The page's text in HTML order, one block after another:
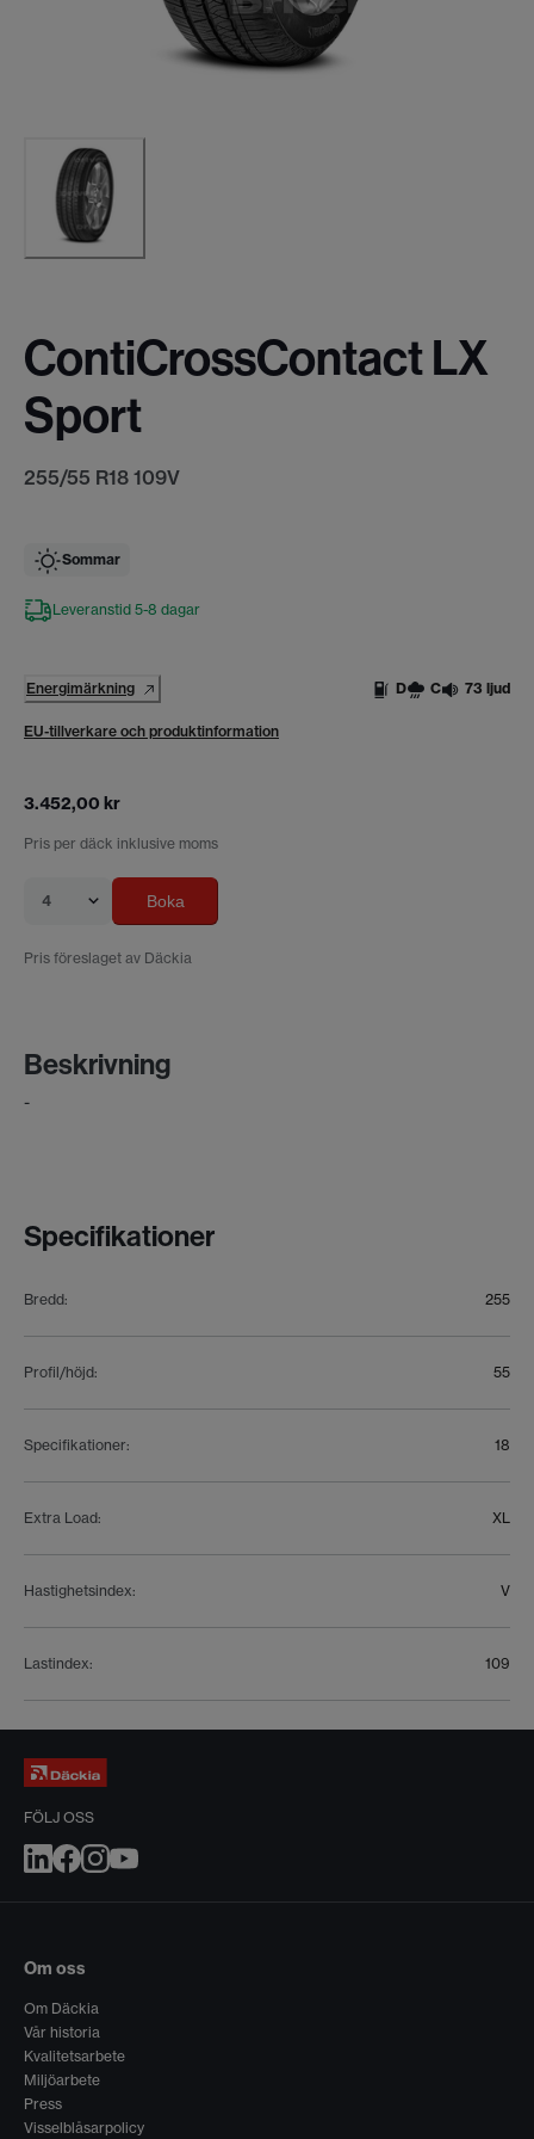
ContiCrossContact LX
Sport
255/55 R18 109V
Sommar
Leveranstid 5-8 dagar
Energimärkning D C 73 ljud
EU-tillverkare och produktinformation
3.452,00 kr
Pris per däck inklusive moms
4 Boka
Pris föreslaget av Däckia
Beskrivning
-
Specifikationer
Bredd: 255
Profil/höjd: 55
Specifikationer: 18
Extra Load: XL
Hastighetsindex: V
Lastindex: 109
FÖLJ OSS
Om oss
Om Däckia
Vår historia
Kvalitetsarbete
Miljöarbete
Press
Visselblåsarpolicy